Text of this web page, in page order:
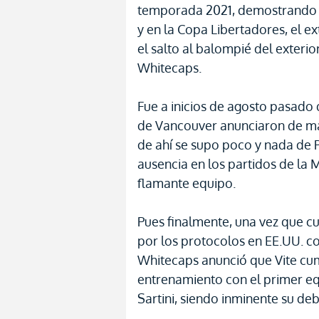
temporada 2021,
y en la Copa Libertadores, el
el salto al balompié del
Whitecaps.
Fue a inicios de agosto
de Vancouver anunciaron de
de ahí se supo poco y nada de
ausencia en los partidos de la
flamante equipo.
Pues finalmente, una vez que
por los protocolos en EE.UU.
Whitecaps anunció que Vite
entrenamiento con el primer
Sartini, siendo inminente su